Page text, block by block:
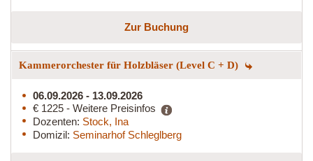
Zur Buchung
Kammerorchester für Holzbläser (Level C + D)
06.09.2026 - 13.09.2026
€ 1225 - Weitere Preisinfos
Dozenten: Stock, Ina
Domizil: Seminarhof Schleglberg